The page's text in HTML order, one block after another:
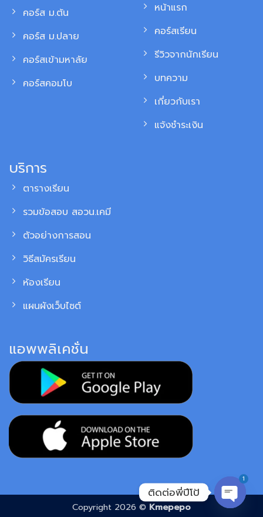
คอร์ส ม.ต้น
คอร์ส ม.ปลาย
คอร์สเข้ามหาลัย
คอร์สคอมโบ
หน้าแรก
คอร์สเรียน
รีวิวจากนักเรียน
บทความ
เกี่ยวกับเรา
แจ้งชำระเงิน
บริการ
ตารางเรียน
รวมข้อสอบ สอวน.เคมี
ตัวอย่างการสอน
วิธีสมัครเรียน
ห้องเรียน
แผนผังเว็บไซต์
แอพพลิเคชั่น
Copyright 2026 © Kmepepo
ติดต่อพี่ปีโป้
1